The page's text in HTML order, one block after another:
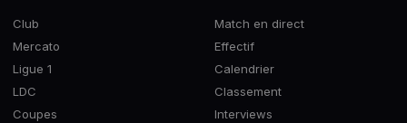
Club
Mercato
Ligue 1
LDC
Coupes
Match en direct
Effectif
Calendrier
Classement
Interviews